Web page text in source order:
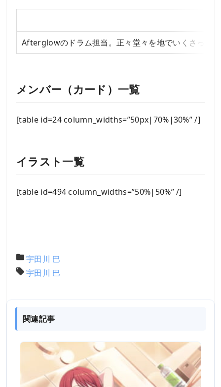
Afterglowのドラム担当。正々堂々を地でいくさっぱ
メンバー（カード）一覧
[table id=24 column_widths=”50px|70%|30%” /]
イラスト一覧
[table id=494 column_widths=”50%|50%” /]
宇田川 巴
宇田川 巴
関連記事